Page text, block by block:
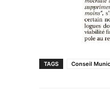
TAGS Conseil